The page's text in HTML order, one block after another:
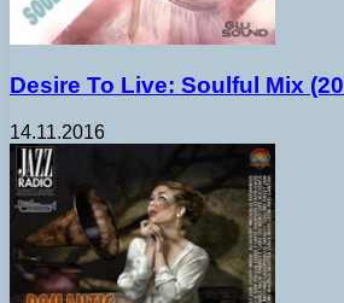
Desire To Live: Soulful Mix
14.11.2016